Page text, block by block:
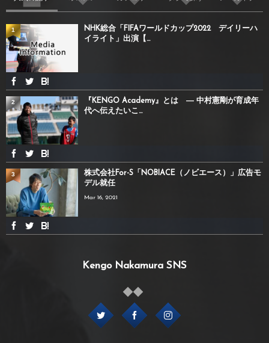
NHK総合「FIFAワールドカップ2022 デイリーハ
イライト」出演【...
1
『KENGO Academy』とは ― 中村憲剛が育成年
代へ伝えたいこ...
2
株式会社For-S「NOBIACE（ノビエース）」広告モ
デル就任
Mar 16, 2021
3
Kengo Nakamura SNS